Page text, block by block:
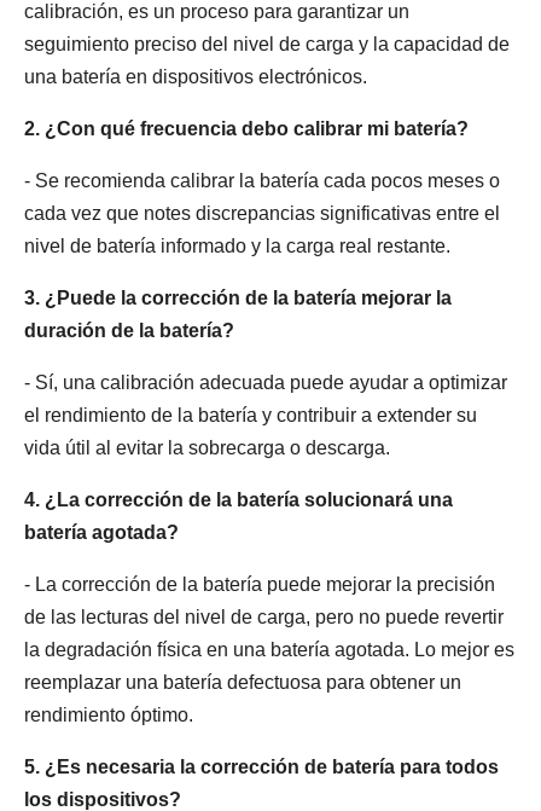
calibración, es un proceso para garantizar un
seguimiento preciso del nivel de carga y la capacidad de
una batería en dispositivos electrónicos.
2. ¿Con qué frecuencia debo calibrar mi batería?
- Se recomienda calibrar la batería cada pocos meses o
cada vez que notes discrepancias significativas entre el
nivel de batería informado y la carga real restante.
3. ¿Puede la corrección de la batería mejorar la
duración de la batería?
- Sí, una calibración adecuada puede ayudar a optimizar
el rendimiento de la batería y contribuir a extender su
vida útil al evitar la sobrecarga o descarga.
4. ¿La corrección de la batería solucionará una
batería agotada?
- La corrección de la batería puede mejorar la precisión
de las lecturas del nivel de carga, pero no puede revertir
la degradación física en una batería agotada. Lo mejor es
reemplazar una batería defectuosa para obtener un
rendimiento óptimo.
5. ¿Es necesaria la corrección de batería para todos
los dispositivos?